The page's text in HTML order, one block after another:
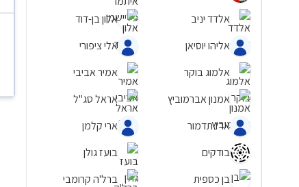
אלדד יניב
אלון בן-דוד
אליהו יוסיאן
אלי ציפורי
אלמוג בוקר
אמיר אביבי
אמנון אברמוביץ
אראל סג"ל
ארז תדמור
ארי קלמן
בודקים
בועז גולן
בן כספית
ברל'ה קרומבי